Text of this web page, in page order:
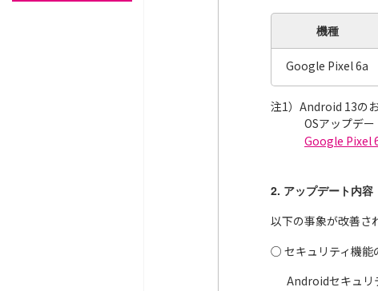
機種
Google Pixel 6a
注1）Android 13の
OSアップデ
Google Pixel
2. アップデート内容
以下の事象が改善さ
○ セキュリティ機能
Androidセキュリ